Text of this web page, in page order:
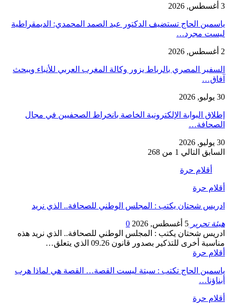
3 أغسطس, 2026
ياسمين الحاج تستضيف الدكتور عبد الصمد المحمدي: الديمقراطية
ليست مجرد…
2 أغسطس, 2026
السفير المصري بالرباط يزور وكالة المغرب العربي للأنباء ويبحث
آفاق…
30 يوليو, 2026
إطلاق البوابة الإلكترونية الخاصة بانخراط الصحفيين في مجال
الصحافة…
30 يوليو, 2026
السابق التالي 1 من 268
أقلام حرة
أقلام حرة
ادريس شحتان يكتب : المجلس الوطني للصحافة.. الذي نريد
هيئة تحرير 5 أغسطس, 2026
0
ادريس شحتان يكتب : المجلس الوطني للصحافة.. الذي نريد هذه
مناسبة أخرى للتذكير بصدور قانون 09.26 الذي يتعلق…
أقلام حرة
ياسمين الحاج تكتب : سبتة ليست القصة… القصة هي لماذا هرب
أبناؤنا…
أقلام حرة